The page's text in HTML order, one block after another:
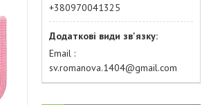
+380970041325
Email
sv.romanova.1404@gmail.com